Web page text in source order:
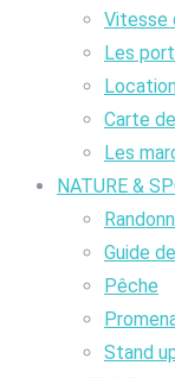
Vitesse
Les
Carte
Les
NATURE &
Guide
Pêche
Stand